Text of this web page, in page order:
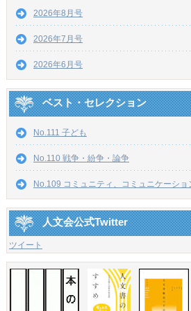
2026年8月号
2026年7月号
2026年6月号
ベスト・セレクション
No.111 子ども
No.110 戦争・紛争・論争
No.109 コミュニティ、コミュニケーショ
人文会公式Twitter
ツイート